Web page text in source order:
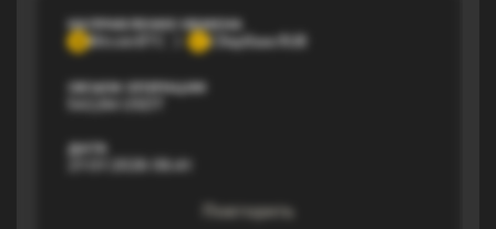
НАПРАВЛЕНИЕ ОБМЕНА
Bitcoin BTC Сбербанк RUB
ОБЪЕМ ОПЕРАЦИИ
ДАТА
27.07.2026 06:41
Повторить